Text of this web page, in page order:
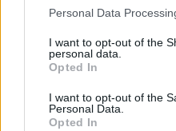
Personal Data
I want to opt-out of the
personal data.
Opted In
I want to opt-out of the
Personal Data.
Opted In
Ak pes olizuje nohy,
o neprítomnosti strachu z
Čaká pochvalu